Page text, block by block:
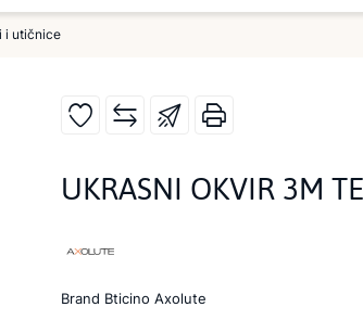
i utičnice
UKRASNI OKVIR 3M
Brand Bticino Axolute